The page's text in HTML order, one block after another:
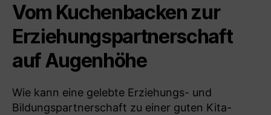
Vom Kuchenbacken zur
Erziehungspartnerschaft
auf Augenhöhe
Wie kann eine gelebte Erziehungs- und
Bildungspartnerschaft zu einer guten Kita-